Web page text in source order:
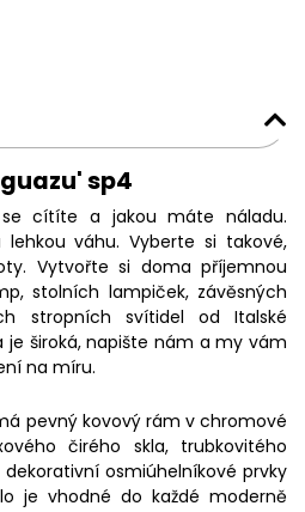
sp4
cítíte a jakou máte náladu.
váhu. Vyberte si takové,
Vytvořte si doma příjemnou
stolních lampiček, závěsných
stropních svítidel od Italské
je široká, napište nám a my vám
na míru.
pevný kovový rám v chromové
čirého skla, trubkovitého
osmiúhelníkové prvky
je vhodné do každé moderně